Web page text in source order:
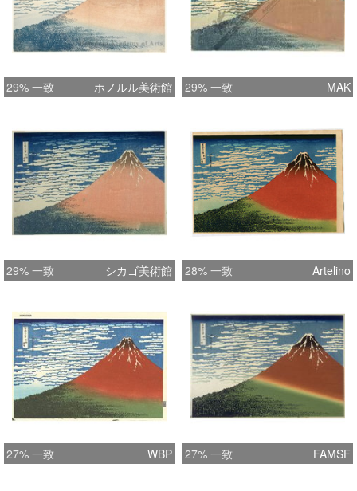
29% 一致 ホノルル美術館 29% 一致 MAK
29% 一致 シカゴ美術館 28% 一致 Artelino
27% 一致 WBP 27% 一致 FAMSF